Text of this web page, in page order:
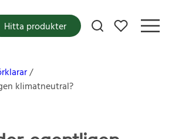
Mina favoriter
Hitta produkter
klimatneutral?